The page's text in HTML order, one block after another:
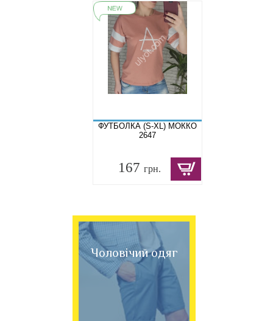
ФУТБОЛКА (S-XL) МОККО
2647
167 грн.
Чоловічий одяг